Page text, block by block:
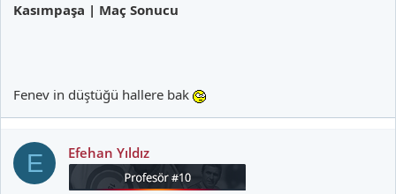
Kasımpaşa | Maç Sonucu
Fenev in düştüğü hallere bak
E Efehan Yıldız